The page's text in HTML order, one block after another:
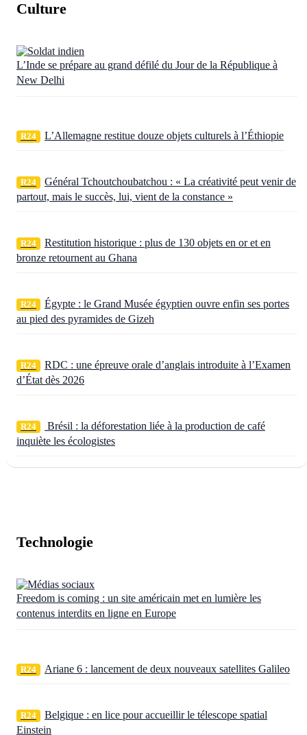
Culture
L’Inde se prépare au grand défilé du Jour de la République à
New Delhi
R24 L’Allemagne restitue douze objets culturels à l’Éthiopie
R24
Général Tchoutchoubatchou : « La créativité peut venir de
partout, mais le succès, lui, vient de la constance »
R24
Restitution historique : plus de 130 objets en or et en
bronze retournent au Ghana
R24
Égypte : le Grand Musée égyptien ouvre enfin ses portes
au pied des pyramides de Gizeh
R24
RDC : une épreuve orale d’anglais introduite à l’Examen
d’État dès 2026
R24
Brésil : la déforestation liée à la production de café
inquiète les écologistes
Technologie
Freedom is coming : un site américain met en lumière les
contenus interdits en ligne en Europe
R24 Ariane 6 : lancement de deux nouveaux satellites Galileo
R24
Belgique : en lice pour accueillir le télescope spatial
Einstein